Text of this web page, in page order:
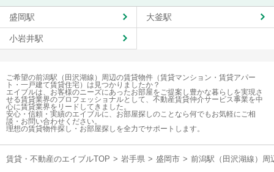
盛岡駅 大釜駅
小岩井駅
ご希望の前潟駅（田沢湖線）周辺の賃貸物件（賃貸マンション・賃貸アパー
ト・一戸建て賃貸住宅）は見つかりましたか？
エイブルは、お客様のニーズにあったお部屋をご提案し豊かな暮らしを実現さ
せる賃貸業界のプロフェッショナルとして、不動産賃貸仲介サービス事業を中
心に賃貸業界をリードしてきました。
安心・信頼・実績のエイブルに、お部屋探しのことなら何でもお気軽にご相
談・お問い合わせください。
理想の賃貸物件探し・お部屋探しを全力でサポートします。
賃貸・不動産のエイブルTOP > 岩手県 > 盛岡市 > 前潟駅（田沢湖線）周